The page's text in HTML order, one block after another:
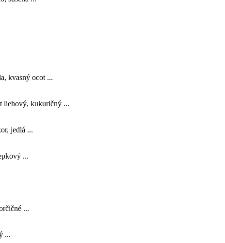
kvasný ocot ...
liehový, kukuričný ...
jedlá ...
...
...
...